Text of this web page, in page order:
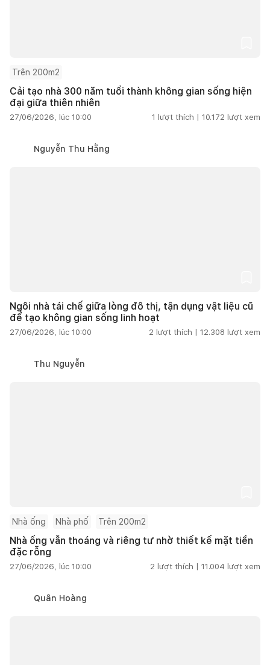
Trên 200m2
Cải tạo nhà 300 năm tuổi thành không gian sống hiện
đại giữa thiên nhiên
27/06/2026, lúc 10:00 1 lượt thích | 10.172 lượt xem
Nguyễn Thu Hằng
Ngôi nhà tái chế giữa lòng đô thị, tận dụng vật liệu cũ
để tạo không gian sống linh hoạt
27/06/2026, lúc 10:00 2 lượt thích | 12.308 lượt xem
Thu Nguyễn
Nhà ống Nhà phố Trên 200m2
Nhà ống vẫn thoáng và riêng tư nhờ thiết kế mặt tiền
đặc rỗng
27/06/2026, lúc 10:00 2 lượt thích | 11.004 lượt xem
Quân Hoàng